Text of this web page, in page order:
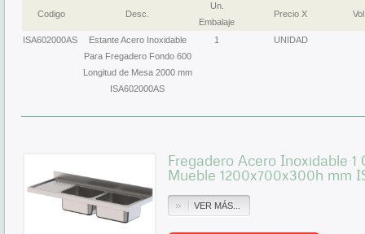
Codigo Desc.
Un.
Embalaje
Precio X
ISA602000AS
Estante Acero Inoxidable
Para Fregadero Fondo 600
Longitud de Mesa 2000 mm
ISA602000AS
1 UNIDAD
Fregadero Acero Inoxidable
Mueble 1200x700x300h mm
VER MÁS...